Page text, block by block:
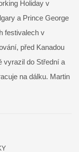
Holiday v
a Prince George
festivalech v
před Kanadou
vyrazil do Střední a
na dálku. Martin